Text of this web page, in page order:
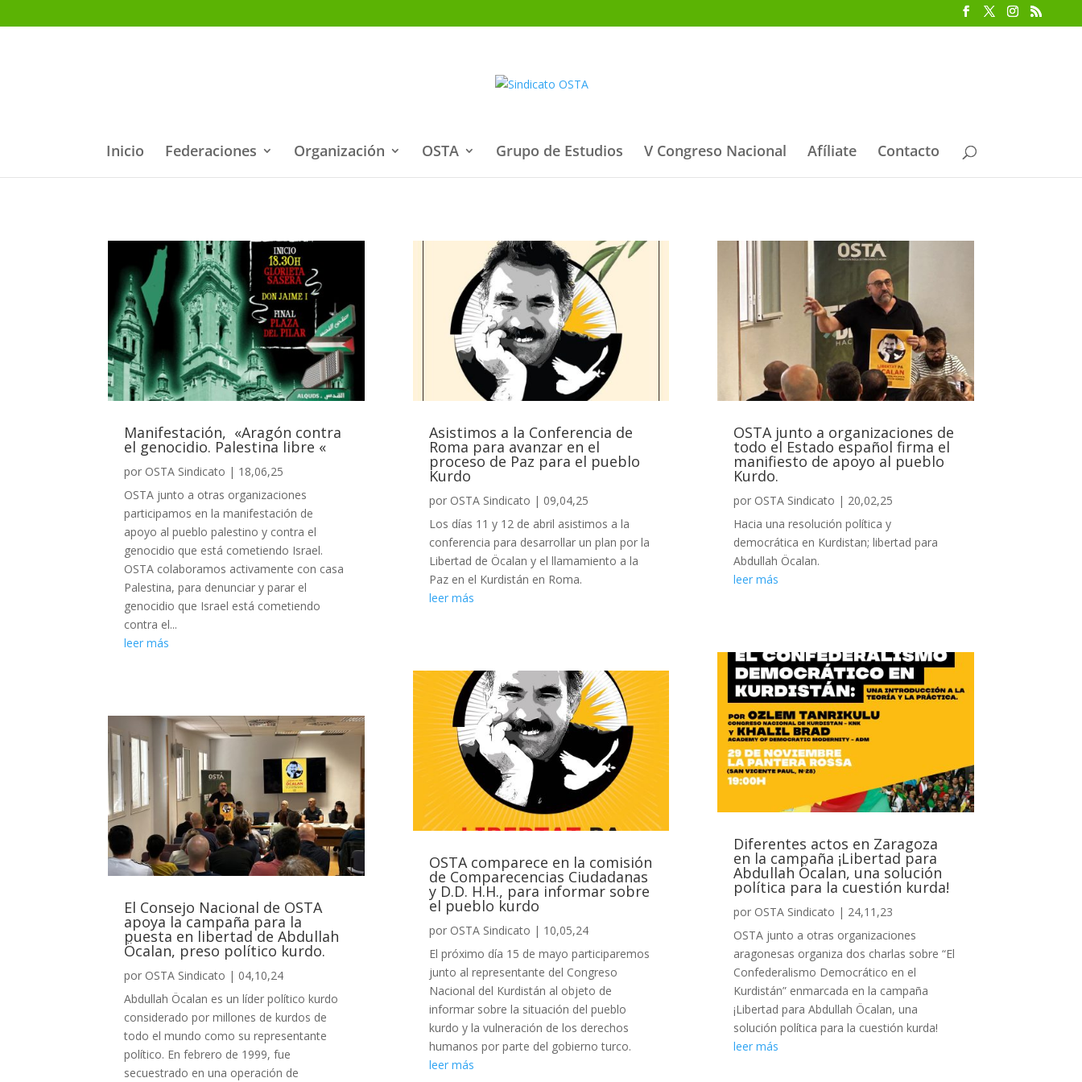
Inicio Federaciones Organización OSTA Grupo de Estudios V Congreso Nacional Afíliate Contacto
Manifestación, «Aragón contra
el genocidio. Palestina libre «
por OSTA Sindicato | 18,06,25
OSTA junto a otras organizaciones
participamos en la manifestación de
apoyo al pueblo palestino y contra el
genocidio que está cometiendo Israel.
OSTA colaboramos activamente con casa
Palestina, para denunciar y parar el
genocidio que Israel está cometiendo
contra el...
leer más
El Consejo Nacional de OSTA
apoya la campaña para la
puesta en libertad de Abdullah
Öcalan, preso político kurdo.
por OSTA Sindicato | 04,10,24
Abdullah Öcalan es un líder político kurdo
considerado por millones de kurdos de
todo el mundo como su representante
político. En febrero de 1999, fue
secuestrado en una operación de
Asistimos a la Conferencia de
Roma para avanzar en el
proceso de Paz para el pueblo
Kurdo
por OSTA Sindicato | 09,04,25
Los días 11 y 12 de abril asistimos a la
conferencia para desarrollar un plan por la
Libertad de Öcalan y el llamamiento a la
Paz en el Kurdistán en Roma.
leer más
OSTA comparece en la comisión
de Comparecencias Ciudadanas
y D.D. H.H., para informar sobre
el pueblo kurdo
por OSTA Sindicato | 10,05,24
El próximo día 15 de mayo participaremos
junto al representante del Congreso
Nacional del Kurdistán al objeto de
informar sobre la situación del pueblo
kurdo y la vulneración de los derechos
humanos por parte del gobierno turco.
leer más
OSTA junto a organizaciones de
todo el Estado español firma el
manifiesto de apoyo al pueblo
Kurdo.
por OSTA Sindicato | 20,02,25
Hacia una resolución política y
democrática en Kurdistan; libertad para
Abdullah Öcalan.
leer más
Diferentes actos en Zaragoza
en la campaña ¡Libertad para
Abdullah Öcalan, una solución
política para la cuestión kurda!
por OSTA Sindicato | 24,11,23
OSTA junto a otras organizaciones
aragonesas organiza dos charlas sobre “El
Confederalismo Democrático en el
Kurdistán” enmarcada en la campaña
¡Libertad para Abdullah Öcalan, una
solución política para la cuestión kurda!
leer más